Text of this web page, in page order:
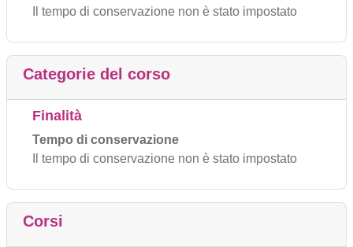
Il tempo di conservazione non è stato impostato
Categorie del corso
Finalità
Tempo di conservazione
Il tempo di conservazione non è stato impostato
Corsi